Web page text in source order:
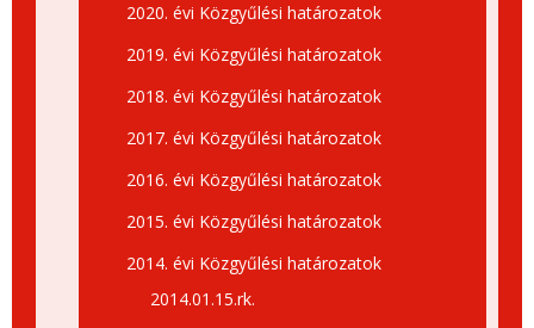
2020. évi Közgyűlési határozatok
2019. évi Közgyűlési határozatok
2018. évi Közgyűlési határozatok
2017. évi Közgyűlési határozatok
2016. évi Közgyűlési határozatok
2015. évi Közgyűlési határozatok
2014. évi Közgyűlési határozatok
2014.01.15.rk.